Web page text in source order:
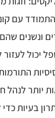
עם
ונשנים
יכול לעזור
יותר לנהל
בעיות